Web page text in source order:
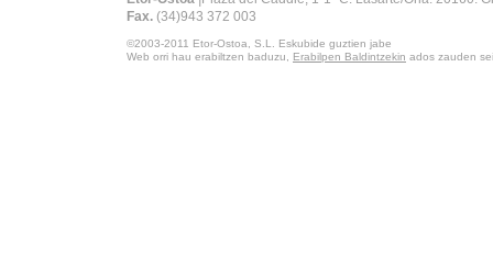
Fax. (34)943 372 003
©2003-2011 Etor-Ostoa, S.L.
Eskubide guztien jabe
Web orri hau erabiltzen baduzu, Erabilpen Baldintzekin ados zauden